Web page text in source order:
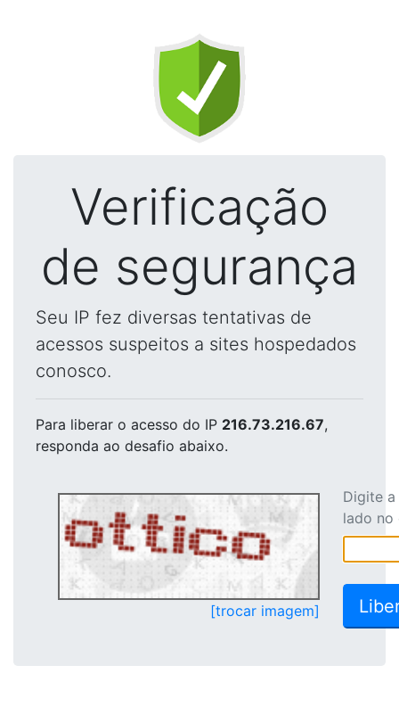
Verificação
de segurança
Seu IP fez diversas tentativas de
acessos suspeitos a sites hospedados
conosco.
Para liberar o acesso do IP 216.73.216.67,
responda ao desafio abaixo.
[trocar imagem]
Digite
lado no